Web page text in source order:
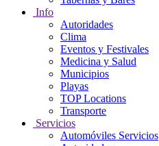
Info
Autoridades
Clima
Eventos y Festivales
Medicina y Salud
Municipios
Playas
TOP Locations
Transporte
Servicios
Automóviles Servicios